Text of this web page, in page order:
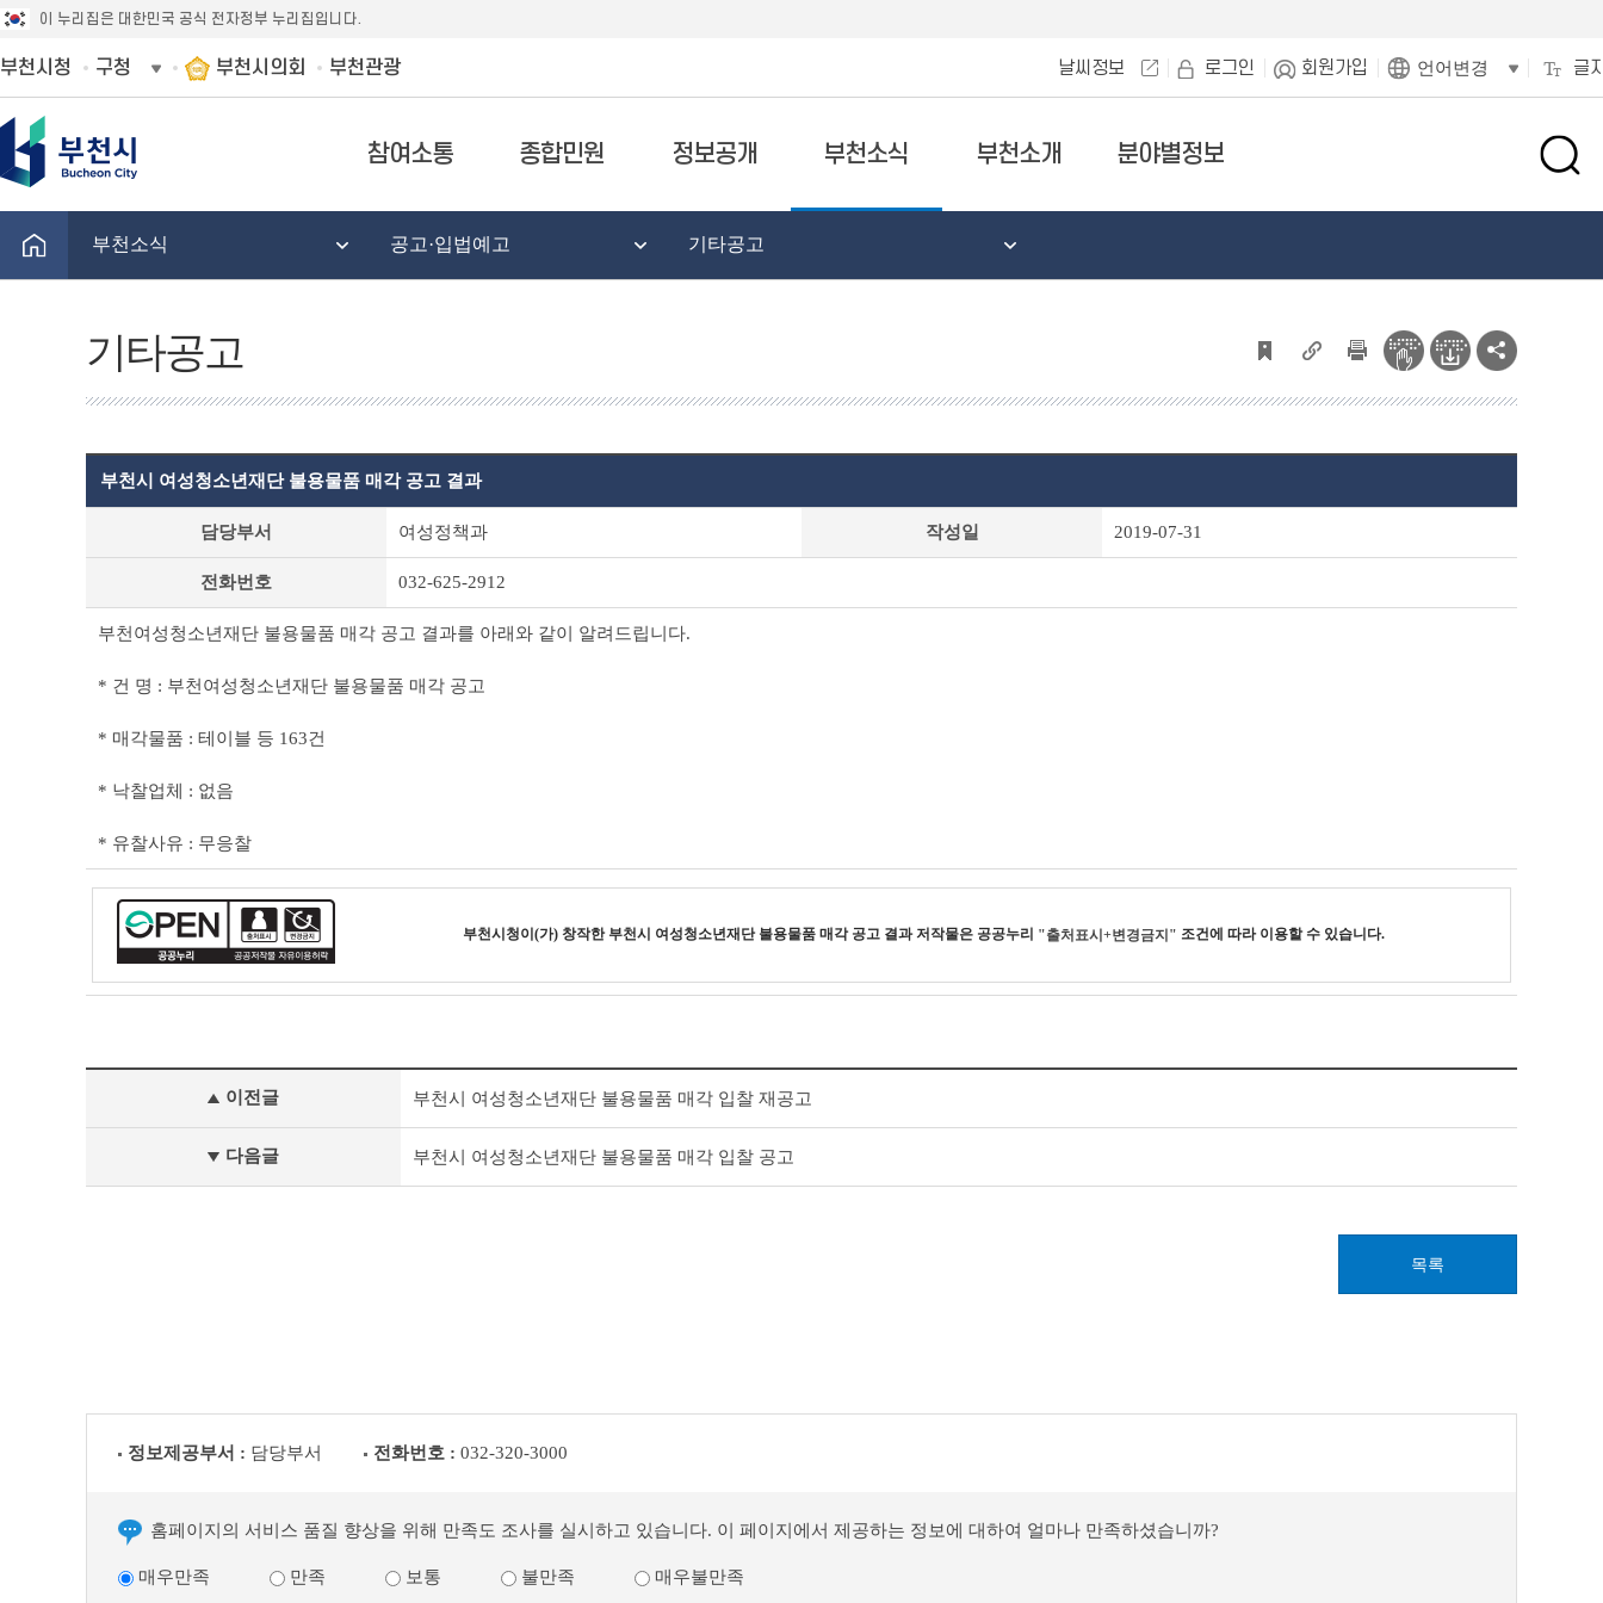
이 누리집은 대한민국 공식 전자정부 누리집입니다.
부천시청 구청 부천시의회 부천관광 날씨정보 로그인 회원가입 언어변경 글
참여소통 종합민원 정보공개 부천소식 부천소개 분야별정보
검
창
부천소식 공고·입법예고 기타공고
기타공고
상
세
회
부천시 여성청소년재단 불용물품 매각 공고 결과
담당부서 여성정책과 작성일 2019-07-31
전화번호 032-625-2912
부천여성청소년재단 불용물품 매각 공고 결과를 아래와 같이 알려드립니다.
* 건 명 : 부천여성청소년재단 불용물품 매각 공고
* 매각물품 : 테이블 등 163건
* 낙찰업체 : 없음
* 유찰사유 : 무응찰
부천시청이(가) 창작한 부천시 여성청소년재단 불용물품 매각 공고 결과저작물은 공공누리 "출처표시+변경금지" 조건에 따라 이용할 수 있습니다.
공
전
이전글 부천시 여성청소년재단 불용물품 매각 입찰 재공고
다음글 부천시 여성청소년재단 불용물품 매각 입찰 공고
목록
정보제공부서 : 담당부서 전화번호 : 032-320-3000
홈페이지의 서비스 품질 향상을 위해 만족도 조사를 실시하고 있습니다. 이 페이지에서 제공하는 정보에 대하여 얼마나 만족하셨습니까?
매우만족 만족 보통 불만족 매우불만족